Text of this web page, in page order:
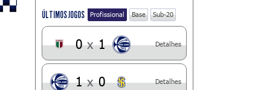
ÚLTIMOS JOGOS Profissional Base Sub-20
0 x 1 Detalhes
1 x 0 Detalhes